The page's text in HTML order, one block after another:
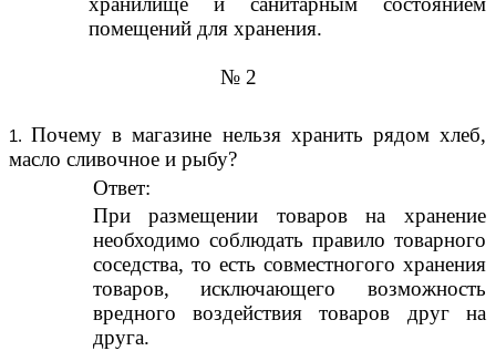
помещений для хранения.
№ 2
Почему в магазине нельзя хранить рядом хлеб,
масло сливочное и рыбу?
Ответ:
При размещении товаров на хранение
необходимо соблюдать правило товарного
соседства, то есть совместногого хранения
товаров, исключающего возможность
вредного воздействия товаров друг на
друга.